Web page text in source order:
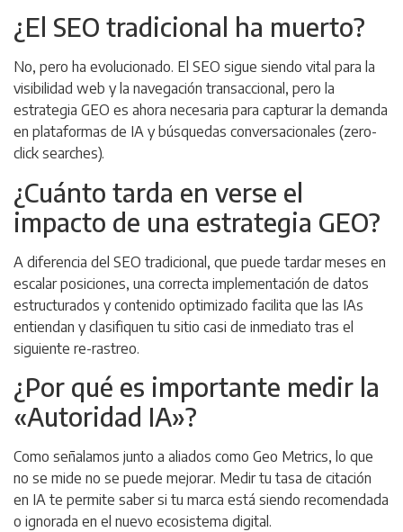
¿El SEO tradicional ha muerto?
No, pero ha evolucionado. El SEO sigue siendo vital para la
visibilidad web y la navegación transaccional, pero la
estrategia GEO es ahora necesaria para capturar la demanda
en plataformas de IA y búsquedas conversacionales (zero-
click searches).
¿Cuánto tarda en verse el
impacto de una estrategia GEO?
A diferencia del SEO tradicional, que puede tardar meses en
escalar posiciones, una correcta implementación de datos
estructurados y contenido optimizado facilita que las IAs
entiendan y clasifiquen tu sitio casi de inmediato tras el
siguiente re-rastreo.
¿Por qué es importante medir la
«Autoridad IA»?
Como señalamos junto a aliados como Geo Metrics, lo que
no se mide no se puede mejorar. Medir tu tasa de citación
en IA te permite saber si tu marca está siendo recomendada
o ignorada en el nuevo ecosistema digital.